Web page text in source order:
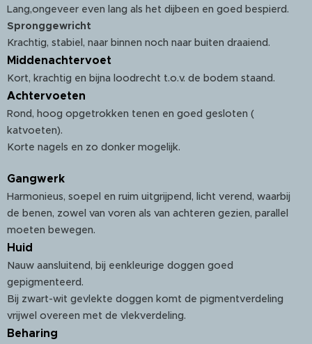
Lang,ongeveer even lang als het dijbeen en goed bespierd.
Spronggewricht
Krachtig, stabiel, naar binnen noch naar buiten draaiend.
Middenachtervoet
Kort, krachtig en bijna loodrecht t.o.v. de bodem staand.
Achtervoeten
Rond, hoog opgetrokken tenen en goed gesloten (
katvoeten).
Korte nagels en zo donker mogelijk.
Gangwerk
Harmonieus, soepel en ruim uitgrijpend, licht verend, waarbij
de benen, zowel van voren als van achteren gezien, parallel
moeten bewegen.
Huid
Nauw aansluitend, bij eenkleurige doggen goed
gepigmenteerd.
Bij zwart-wit gevlekte doggen komt de pigmentverdeling
vrijwel overeen met de vlekverdeling.
Beharing